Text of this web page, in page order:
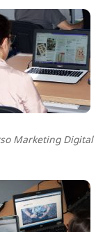
Marketing Digital